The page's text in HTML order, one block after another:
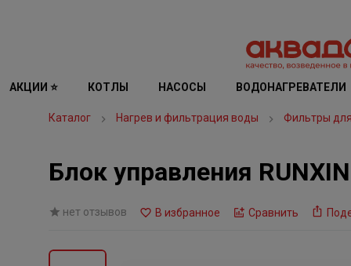
АКЦИИ ⭐ КОТЛЫ НАСОСЫ ВОДОНАГРЕВАТЕЛИ
Каталог Нагрев и фильтрация воды Фильтры
Блок управления
нет отзывов В избранное Сравнить